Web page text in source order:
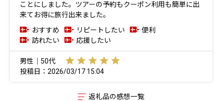
ことにしました。ツアーの予約もクーポン利用も簡単に出
来てお得に旅行出来ました。
おすすめ
リピートしたい
便利
訪れたい
応援したい
男性｜50代
投稿日：2026/03/17 15:04
返礼品の感想一覧